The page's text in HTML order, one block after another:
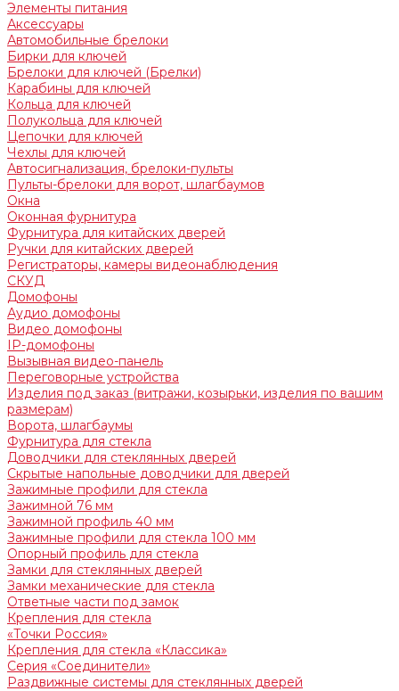
Элементы питания
Аксессуары
Автомобильные брелоки
Бирки для ключей
Брелоки для ключей (Брелки)
Карабины для ключей
Кольца для ключей
Полукольца для ключей
Цепочки для ключей
Чехлы для ключей
Автосигнализация, брелоки-пульты
Пульты-брелоки для ворот, шлагбаумов
Окна
Оконная фурнитура
Фурнитура для китайских дверей
Ручки для китайских дверей
Регистраторы, камеры видеонаблюдения
СКУД
Домофоны
Аудио домофоны
Видео домофоны
IP-домофоны
Вызывная видео-панель
Переговорные устройства
Изделия под заказ (витражи, козырьки, изделия по вашим
размерам)
Ворота, шлагбаумы
Фурнитура для стекла
Доводчики для стеклянных дверей
Скрытые напольные доводчики для дверей
Зажимные профили для стекла
Зажимной 76 мм
Зажимной профиль 40 мм
Зажимные профили для стекла 100 мм
Опорный профиль для стекла
Замки для стеклянных дверей
Замки механические для стекла
Ответные части под замок
Крепления для стекла
«Точки Россия»
Крепления для стекла «Классика»
Серия «Соединители»
Раздвижные системы для стеклянных дверей